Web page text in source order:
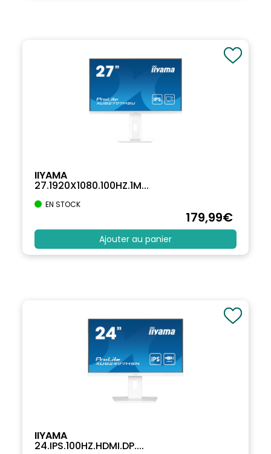
IIYAMA
27.1920X1080.100HZ.1M...
EN STOCK
179,99€
Ajouter au panier
IIYAMA
24.IPS.100HZ.HDMI.DP....